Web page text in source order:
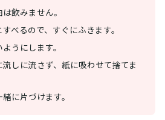
飲みません。
べるので、すぐにふきます。
うにします。
しに流さず、紙に吸わせて捨てま
に片づけます。